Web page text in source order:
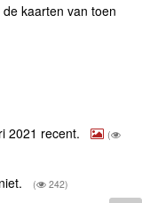
kaarten van toen
2021 recent.
(
( 242)